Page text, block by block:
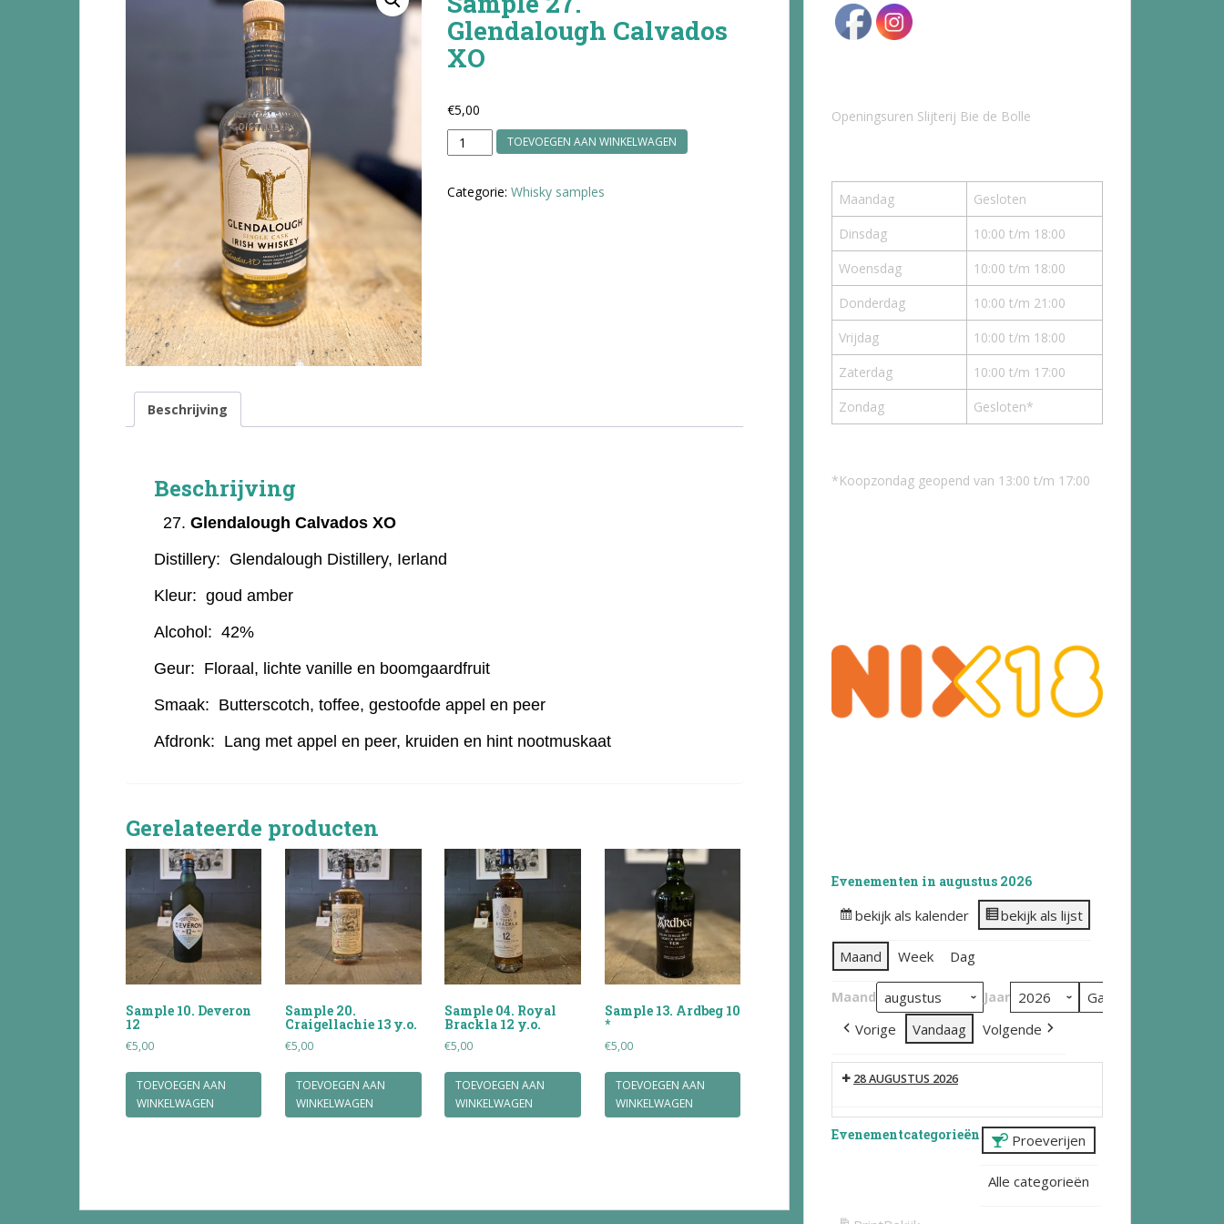
Glendalough Calvados
XO
€5,00
Sample
27.
Calvados
TOEVOEGEN AAN WINKELWAGEN
Categorie: Whisky samples
Beschrijving
Beschrijving
Glendalough Calvados XO
Distillery: Glendalough Distillery, Ierland
Kleur: goud amber
Alcohol: 42%
Geur: Floraal, lichte vanille en boomgaardfruit
Smaak: Butterscotch, toffee, gestoofde appel en peer
Afdronk: Lang met appel en peer, kruiden en hint nootmuskaat
Gerelateerde producten
Sample 10. Deveron
12
€5,00
TOEVOEGEN AAN
WINKELWAGEN
Sample 20.
Craigellachie 13 y.o.
€5,00
TOEVOEGEN AAN
WINKELWAGEN
Sample 04. Royal
Brackla 12 y.o.
€5,00
TOEVOEGEN AAN
WINKELWAGEN
Sample 13. Ardbeg 10
*
€5,00
TOEVOEGEN AAN
WINKELWAGEN
Openingsuren Slijterij Bie de Bolle
Maandag
Gesloten
Dinsdag
10:00 t/m 18:00
Woensdag
10:00 t/m 18:00
Donderdag
10:00 t/m 21:00
Vrijdag
10:00 t/m 18:00
Zaterdag
10:00 t/m 17:00
Zondag
Gesloten*
*Koopzondag geopend van 13:00 t/m 17:00
Evenementen in augustus 2026
bekijk als kalender bekijk als lijst
Maand Week Dag
Maand Jaar
Vorige Vandaag Volgende
28 AUGUSTUS 2026
Evenementcategorieën Proeverijen
Alle categorieën